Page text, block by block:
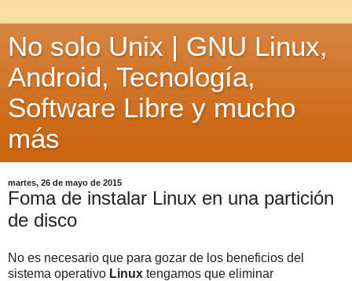
No solo Unix | GNU Linux,
Android, Tecnología,
Software Libre y mucho
más
martes, 26 de mayo de 2015
Foma de instalar Linux en una partición
de disco
No es necesario que para gozar de los beneficios del
sistema operativo Linux tengamos que eliminar